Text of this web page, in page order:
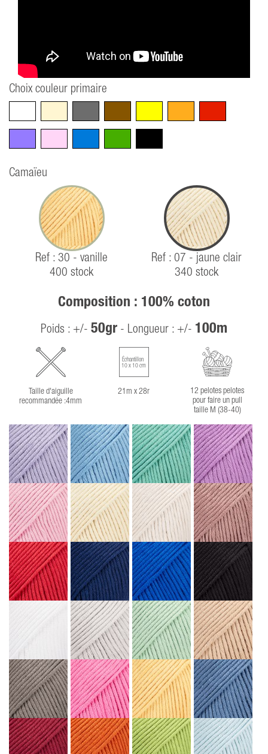
Choix couleur primaire
Camaïeu
Ref : 30 - vanille
400 stock
Ref : 07 - jaune clair
340 stock
Composition : 100% coton
Poids : +/- 50gr - Longueur : +/- 100m
Taille d'aiguille
recommandée :4mm
Échantillon
10 x 10 cm
21m x 28r
12 pelotes pelotes
pour faire un pull
taille M (38-40)